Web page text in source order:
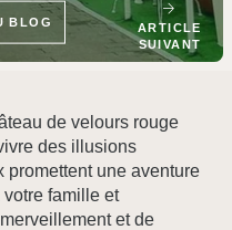
BLOG
ARTICLE
SUIVANT
de velours rouge
des illusions
promettent une aventure
famille et
et de